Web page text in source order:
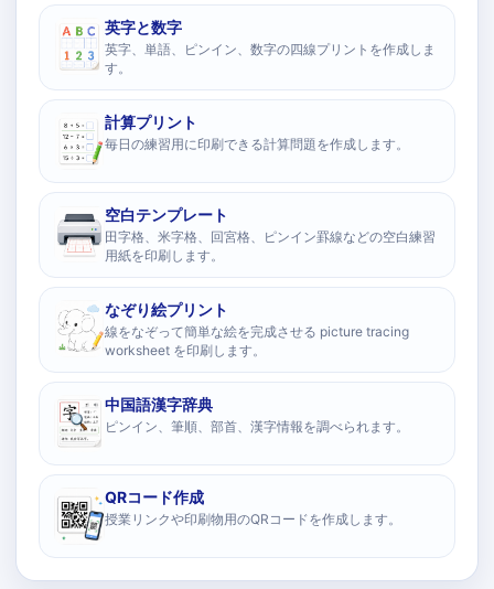
英字と数字
英字、単語、ピンイン、数字の四線プリントを作成しま
す。
計算プリント
毎日の練習用に印刷できる計算問題を作成します。
空白テンプレート
田字格、米字格、回宮格、ピンイン罫線などの空白練習
用紙を印刷します。
なぞり絵プリント
線をなぞって簡単な絵を完成させる picture tracing
worksheet を印刷します。
中国語漢字辞典
ピンイン、筆順、部首、漢字情報を調べられます。
QRコード作成
授業リンクや印刷物用のQRコードを作成します。